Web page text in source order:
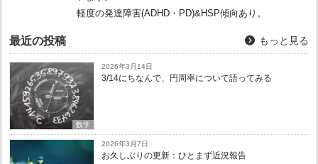
軽度の発達障害(ADHD・PD)&HSP傾向あり。
最近の投稿 もっと見る
数学
2026年3月14日
3/14にちなんで、円周率について語ってみる
2026年3月7日
お久しぶりの更新：ひとまず近況報告